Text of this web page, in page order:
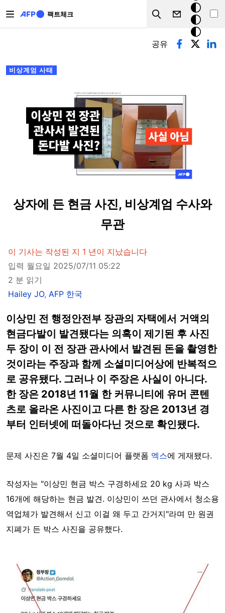
팩트체크
Search
크
모
드
기본탭
비상계엄 사태
공유
상자에 든 현금 사진, 비상계엄 수사와
무관
이 기사는 작성된 지 1 년이 지났습니다
입력 월요일 2025/07/11 05:22
2 분 읽기
Hailey JO, AFP 한국
이상민 전 행정안전부 장관의 자택에서 거액의
현금다발이 발견됐다는 의혹이 제기된 후 사진
두 장이 이 전 장관 관사에서 발견된 돈을 촬영한
것이라는 주장과 함께 소셜미디어상에 반복적으
로 공유됐다. 그러나 이 주장은 사실이 아니다.
한 장은 2018년 11월 한 커뮤니티에 유머 콘텐
츠로 올라온 사진이고 다른 한 장은 2013년 경
부터 인터넷에 떠돌아다닌 것으로 확인됐다.
문제 사진은 7월 4일 소셜미디어 플랫폼 엑스에 게재됐다.
작성자는 "이상민 현금 박스 구경하세요 20 kg 사과 박스
16개에 해당하는 현금 발견. 이상민이 쓰던 관사에서 청소용
역업체가 발견해서 신고 이걸 왜 두고 간거지"라며 만 원권
지폐가 든 박스 사진을 공유했다.
Image